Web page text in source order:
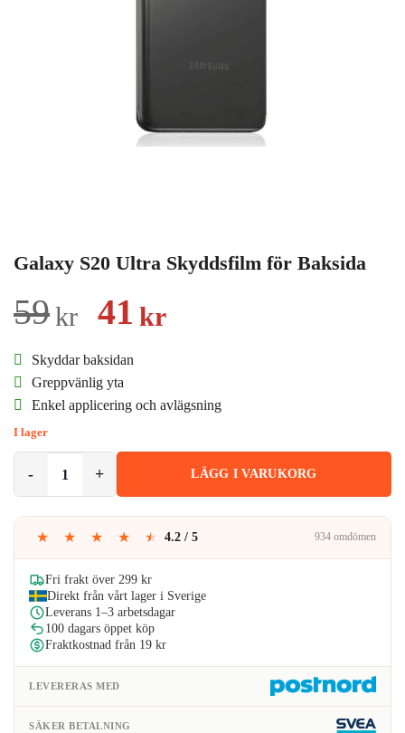
Galaxy S20 Ultra Skyddsfilm för Baksida
59kr
Det
ursprungliga
priset
var:
59kr.
41 krDet
är:
41kr.
Skyddar baksidan
Greppvänlig yta
Enkel applicering och avlägsning
I lager
LÄGG I VARUKORG
★ ★ ★ ★ ★ 4.2 / 5 934 omdömen
Fri frakt över 299 kr
Direkt från vårt lager i Sverige
Leverans 1–3 arbetsdagar
100 dagars öppet köp
Fraktkostnad från 19 kr
LEVERERAS MED
SÄKER BETALNING